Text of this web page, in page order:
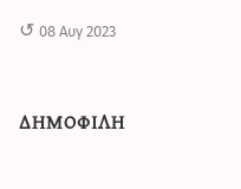
08 Αυγ 2023
δημοφιλη